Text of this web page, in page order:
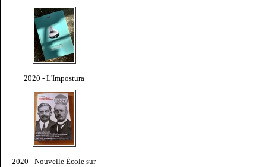
2020 - L'Impostura
2020 - Nouvelle École sur